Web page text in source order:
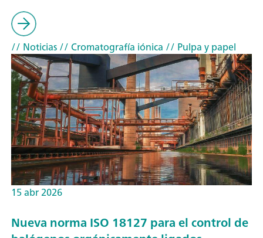
// Noticias// Cromatografía iónica // Pulpa y papel
15 abr 2026
Nueva norma ISO 18127 para el control de